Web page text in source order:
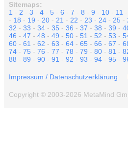
Sitemaps:
1 - 2 - 3 - 4 - 5 - 6 - 7 - 8 - 9 - 10 - 11 -
- 18 - 19 - 20 - 21 - 22 - 23 - 24 - 25 -
32 - 33 - 34 - 35 - 36 - 37 - 38 - 39 -
46 - 47 - 48 - 49 - 50 - 51 - 52 - 53 -
60 - 61 - 62 - 63 - 64 - 65 - 66 - 67 -
74 - 75 - 76 - 77 - 78 - 79 - 80 - 81 -
88 - 89 - 90 - 91 - 92 - 93 - 94 - 95 -
Impressum / Datenschutzerklärung
Copyright © 2003-2026 MetaMind